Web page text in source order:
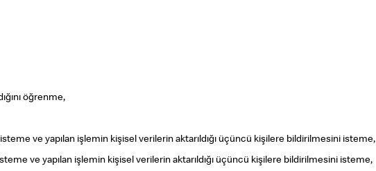
öğrenme,
ve yapılan işlemin kişisel verilerin aktarıldığı üçüncü kişilere bildirilmesini isteme,
ve yapılan işlemin kişisel verilerin aktarıldığı üçüncü kişilere bildirilmesini isteme,